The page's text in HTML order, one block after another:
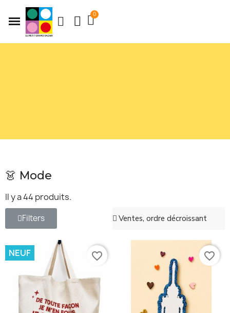
👗 Mode
Il y a 44 produits.
Filters
NEUF favorite_border favorite_border